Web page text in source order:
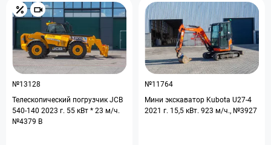
№13128
Телескопический погрузчик JCB
540-140 2023 г. 55 кВт * 23 м/ч.
№4379 B
№11764
Мини экскаватор Kubota U27-4
2021 г. 15,5 кВт. 923 м/ч., №3927